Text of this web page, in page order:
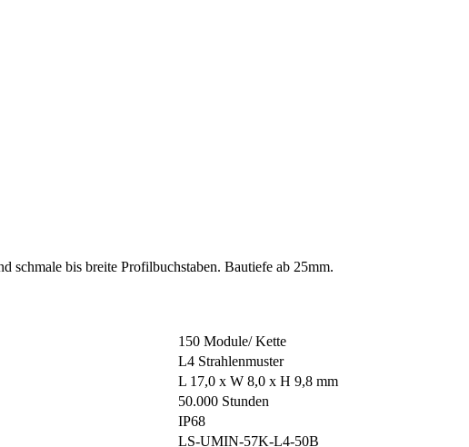
bis breite Profilbuchstaben. Bautiefe ab 25mm.
150 Module/ Kette
L4 Strahlenmuster
L 17,0 x W 8,0 x H 9,8 mm
50.000 Stunden
IP68
LS-UMIN-57K-L4-50B